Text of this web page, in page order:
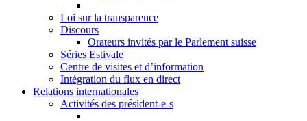
Loi sur la transparence
Discours
Orateurs invités par le Parlement suisse
Séries Estivale
Centre de visites et d’information
Intégration du flux en direct
Relations internationales
Activités des président-e-s